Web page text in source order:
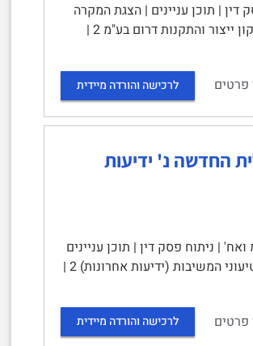
פסק דין | תוכן עניינים | הצגת המקרה
והמחלוקת 1 | תמצית טיעוני המערער עמוס רובין 2 | תמצית טיעוני המשיבה: אפקון ייצור והתקנות דרום בע"מ 2 |
פרטים לרכישה והורדה מיידית
הכללית החדשה נ' ידיעות
ואח' | ניתוח פסק דין | תוכן עניינים
| הצגת המקרה והמחלוקת 1 | תמצית טיעוני המערערים (ההסתדרות) 2 | תמצית טיעוני המשיבות (ידיעות אחרונות) 2 |
פרטים לרכישה והורדה מיידית